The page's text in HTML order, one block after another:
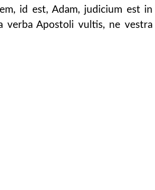
a
id est, Adam, judicium est in
verba Apostoli vultis, ne vestra